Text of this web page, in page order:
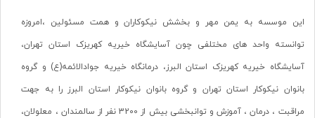
این موسسه به یمن مهر و بخشش نیکوکاران و همت مسئولین ،امروزه
توانسته واحد های مختلفی چون آسایشگاه خیریه کهریزک استان تهران،
آسایشگاه خیریه کهریزک استان البرز، درمانگاه خیریه جوادالائمه(ع) و گروه
بانوان نیکوکار استان تهران و گروه بانوان نیکوکار استان البرز را به جهت
مراقبت ، درمان ، آموزش و توانبخشی بیش از 3200 نفر از سالمندان ، معلولان،